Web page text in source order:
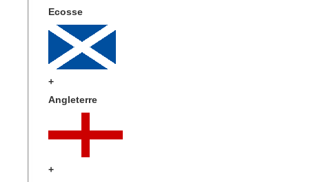
Ecosse
+
Angleterre
+